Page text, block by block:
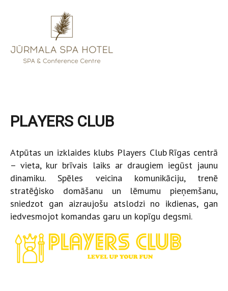
PLAYERS CLUB
Atpūtas un izklaides klubs Players Club Rīgas centrā
– vieta, kur brīvais laiks ar draugiem iegūst jaunu
dinamiku. Spēles veicina komunikāciju, trenē
stratēģisko domāšanu un lēmumu pieņemšanu,
sniedzot gan aizraujošu atslodzi no ikdienas, gan
iedvesmojot komandas garu un kopīgu degsmi.